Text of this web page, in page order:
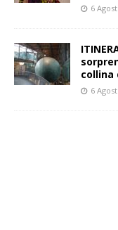
6
collina
6